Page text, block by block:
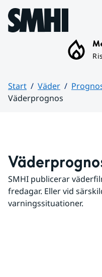
Hoppa till sidans innehåll
Start Väder
Väderprognos
SMHI publicerar
fredagar. Eller vid
varningssituationer.